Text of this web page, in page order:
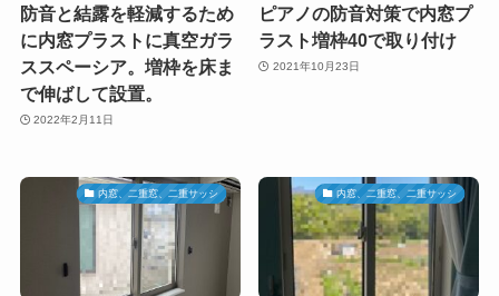
防音と結露を軽減するため
に内窓プラストに真空ガラ
ススペーシア。増枠を床ま
で伸ばして設置。
2022年2月11日
ピアノの防音対策で内窓プ
ラスト増枠40で取り付け
2021年10月23日
内窓、二重窓、二重サッシ 内窓、二重窓、二重サッシ